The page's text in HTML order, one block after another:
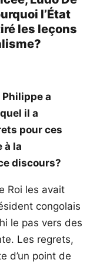
l’État
les leçons
a
il a
pour ces
à la
discours?
Roi les avait
congolais
le pas vers des
Les regrets,
d’un point de